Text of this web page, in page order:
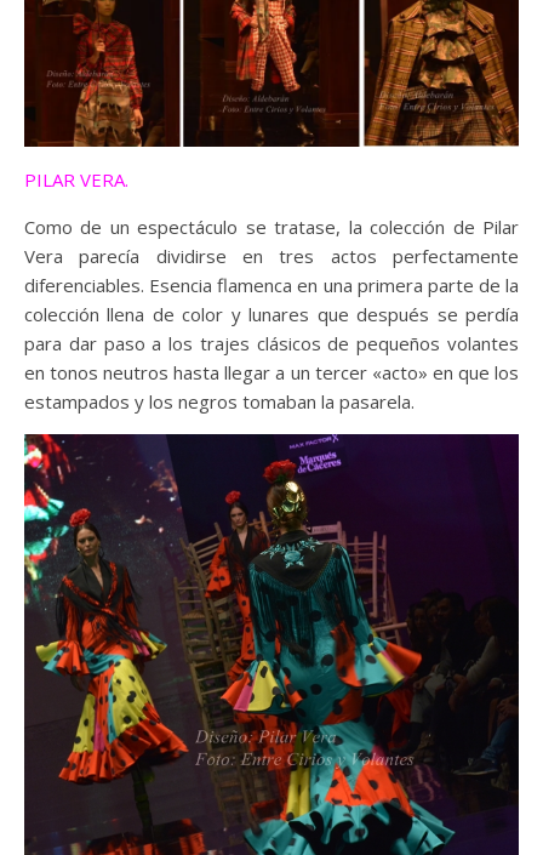
PILAR VERA.
Como de un espectáculo se tratase, la colección de Pilar
Vera parecía dividirse en tres actos perfectamente
diferenciables. Esencia flamenca en una primera parte de la
colección llena de color y lunares que después se perdía
para dar paso a los trajes clásicos de pequeños volantes
en tonos neutros hasta llegar a un tercer «acto» en que los
estampados y los negros tomaban la pasarela.